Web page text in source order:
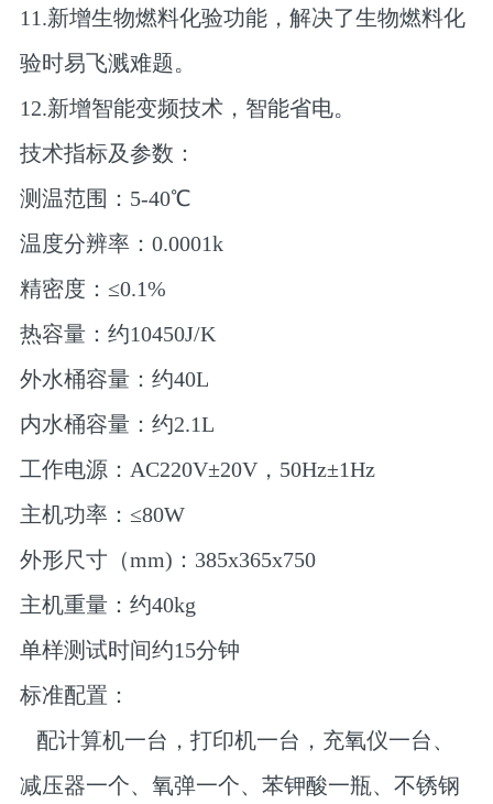
11.新增生物燃料化验功能，解决了生物燃料化
验时易飞溅难题。
12.新增智能变频技术，智能省电。
技术指标及参数：
测温范围：5-40℃
温度分辨率：0.0001k
精密度：≤0.1%
热容量：约10450J/K
外水桶容量：约40L
内水桶容量：约2.1L
工作电源：AC220V±20V，50Hz±1Hz
主机功率：≤80W
外形尺寸（mm)：385x365x750
主机重量：约40kg
单样测试时间约15分钟
标准配置：
配计算机一台，打印机一台，充氧仪一台、
减压器一个、氧弹一个、苯钾酸一瓶、不锈钢